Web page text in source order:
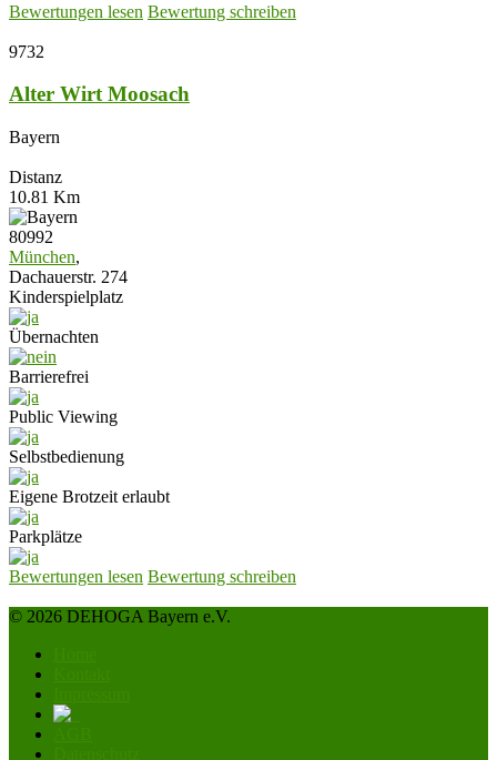
Bewertungen lesen Bewertung schreiben
9732
Alter Wirt Moosach
Bayern
Distanz
10.81 Km
80992
München,
Dachauerstr. 274
Kinderspielplatz
Übernachten
Barrierefrei
Public Viewing
Selbstbedienung
Eigene Brotzeit erlaubt
Parkplätze
Bewertungen lesen Bewertung schreiben
© 2026 DEHOGA Bayern e.V.